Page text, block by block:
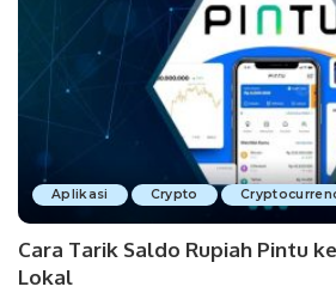
Aplikasi Crypto
Cara Tarik Saldo Rupiah Pintu
Lokal